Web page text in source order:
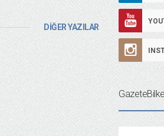
DİĞER YAZILAR